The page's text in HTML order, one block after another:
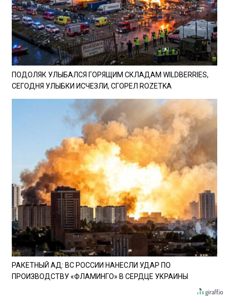
ПОДОЛЯК УЛЫБАЛСЯ ГОРЯЩИМ СКЛАДАМ WILDBERRIES,
СЕГОДНЯ УЛЫБКИ ИСЧЕЗЛИ, СГОРЕЛ ROZETKA
РАКЕТНЫЙ АД: ВС РОССИИ НАНЕСЛИ УДАР ПО
ПРОИЗВОДСТВУ «ФЛАМИНГО» В СЕРДЦЕ УКРАИНЫ